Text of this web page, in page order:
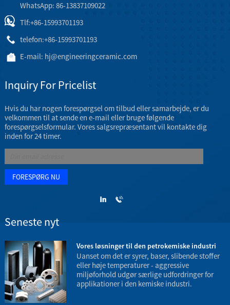
WhatsApp: 86-13837109022
Tlf:+86-15993701193
telefon:+86-15993701193
E-mail: hj@engineeringceramic.com
Inquiry For Pricelist
Hvis du har nogen forespørgsel om tilbud eller samarbejde, er du
velkommen til at sende en e-mail eller bruge følgende
forespørgselsformular. Vores salgsrepræsentant vil kontakte dig
inden for 24 timer.
Seneste nyt
Vores løsninger til den petrokemiske industri
Uanset om det er syrer, baser, slibende stoffer
eller høje temperaturer - aggressive
miljøforhold udgør særlige udfordringer for
applikationer i den kemiske industri.